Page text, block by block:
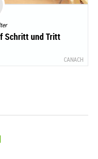
Schritt und Tritt
CANACH